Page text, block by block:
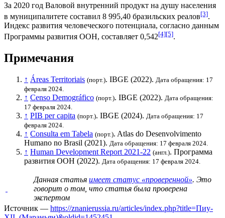
За 2020 год Валовой внутренний продукт на душу населения
в муниципалитете составил 8 995,40 бразильских реалов[3].
Индекс развития человеческого потенциала, согласно данным
Программы развития ООН, составляет 0,542[4][5].
Примечания
↑ Áreas Territoriais (порт.). IBGE (2022). Дата обращения: 17
февраля 2024.
↑ Censo Demográfico (порт.). IBGE (2022). Дата обращения:
17 февраля 2024.
↑ PIB per capita (порт.). IBGE (2024). Дата обращения: 17
февраля 2024.
↑ Consulta em Tabela (порт.). Atlas do Desenvolvimento
Humano no Brasil (2021). Дата обращения: 17 февраля 2024.
↑ Human Development Report 2021-22 (англ.). Программа
развития ООН (2022). Дата обращения: 17 февраля 2024.
Данная статья имеет статус «проверенной». Это
говорит о том, что статья была проверена
экспертом
Источник — https://znanierussia.ru/articles/index.php?title=Пиу-